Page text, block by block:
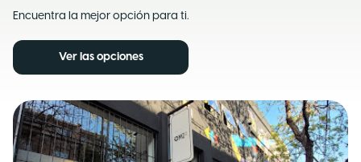
Encuentra la mejor opción para ti.
Ver las opciones